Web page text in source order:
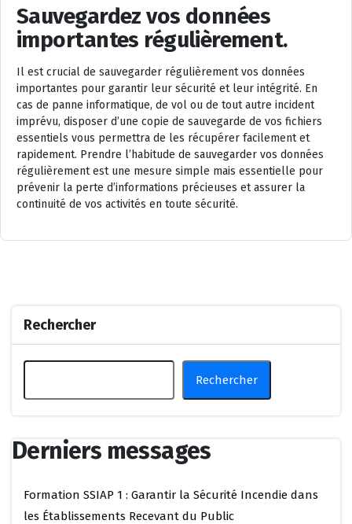
Sauvegardez vos données
importantes régulièrement.
Il est crucial de sauvegarder régulièrement vos données
importantes pour garantir leur sécurité et leur intégrité. En
cas de panne informatique, de vol ou de tout autre incident
imprévu, disposer d’une copie de sauvegarde de vos fichiers
essentiels vous permettra de les récupérer facilement et
rapidement. Prendre l’habitude de sauvegarder vos données
régulièrement est une mesure simple mais essentielle pour
prévenir la perte d’informations précieuses et assurer la
continuité de vos activités en toute sécurité.
Rechercher
Rechercher
Derniers messages
Formation SSIAP 1 : Garantir la Sécurité Incendie dans
les Établissements Recevant du Public